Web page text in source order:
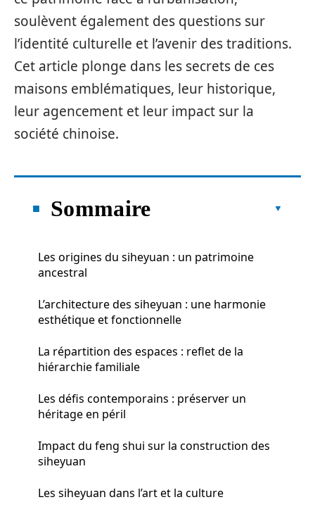
soulèvent également des questions sur
l’identité culturelle et l’avenir des traditions.
Cet article plonge dans les secrets de ces
maisons emblématiques, leur historique,
leur agencement et leur impact sur la
société chinoise.
Sommaire
Les origines du siheyuan : un patrimoine
ancestral
L’architecture des siheyuan : une harmonie
esthétique et fonctionnelle
La répartition des espaces : reflet de la
hiérarchie familiale
Les défis contemporains : préserver un
héritage en péril
Impact du feng shui sur la construction des
siheyuan
Les siheyuan dans l’art et la culture